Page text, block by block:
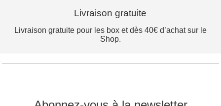
Livraison gratuite
Livraison gratuite pour les box et dès 40€ d’achat sur le
Shop.